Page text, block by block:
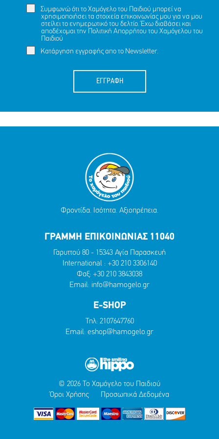
Συμφωνώ ότι το Χαμόγελο του Παιδιού μπορεί να
χρησιμοποιήσει τα στοιχεία επικοινωνίας μου για να μου
στείλει το ενημερωτικό του δελτίο. Έχω διαβάσει και
αποδέχομαι την Πολιτική Απορρήτου του Χαμόγελου του
Παιδιού
Κατάργηση εγγραφής απο το Newsletter.
ΕΓΓΡΑΦΗ
Φροντίδα. Ισότητα. Αξιοπρέπεια.
ΓΡΑΜΜΗ ΕΠΙΚΟΙΝΩΝΙΑΣ 11040
Γαρυττού 80 - 15343 Αγία Παρασκευή
International : +30 210 3306140
Φαξ: +30 210 3843038
Email: info@hamogelo.gr
E-SHOP
Τηλ: 2107647760
Email: eshop@hamogelo.gr
© 2026 Το Χαμόγελο του Παιδιού
Όροι Χρήσης
Προσωπικά Δεδομένα